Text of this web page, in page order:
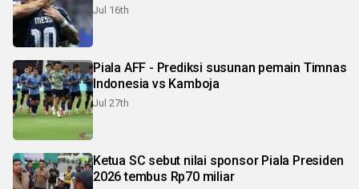
Jul 16th
Piala AFF - Prediksi susunan pemain Timnas
Indonesia vs Kamboja
Jul 27th
Ketua SC sebut nilai sponsor Piala Presiden
2026 tembus Rp70 miliar